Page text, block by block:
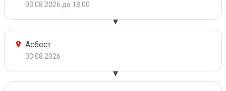
03.08.2026 до 18:00
Асбест
03.08.2026